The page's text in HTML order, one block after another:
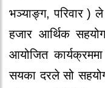
भञ्याङ्ग, परिवार )
हजार आर्थिक
आयोजित
सयका दरले सो सहयोग